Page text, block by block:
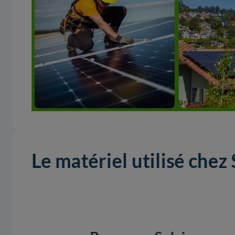
Le matériel utilisé chez